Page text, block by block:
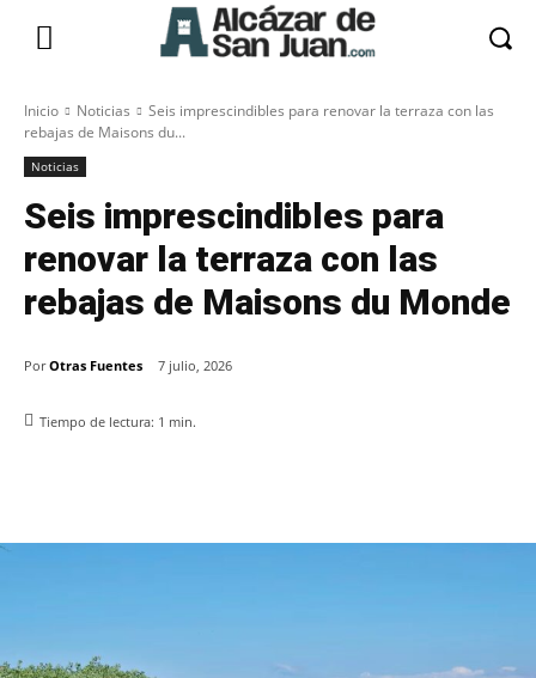
Inicio Noticias
Seis imprescindibles para renovar la terraza con las
rebajas de Maisons du...
Noticias
Seis imprescindibles para
renovar la terraza con las
rebajas de Maisons du Monde
Por Otras Fuentes 7 julio, 2026
Tiempo de lectura: 1 min.